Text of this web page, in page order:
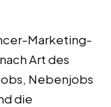
Marketing-
Art des
Nebenjobs
die